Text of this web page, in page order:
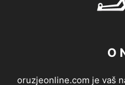
O
oruzjeonline.com je vaš